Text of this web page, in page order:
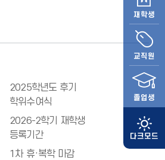
재학생
교직원
졸업생
2025학년도 후기
학위수여식
2026-2학기 재학생
등록기간
1차 휴·복학 마감